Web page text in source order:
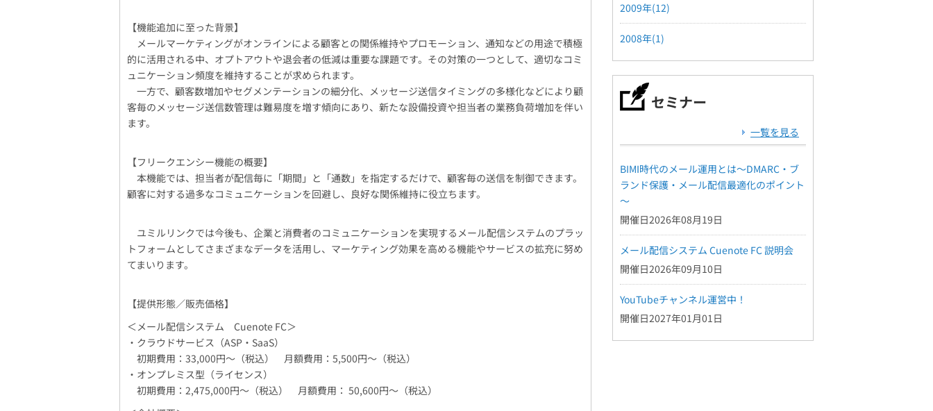
【機能追加に至った背景】
メールマーケティングがオンラインによる顧客との関係維持やプロモーション、通知などの用途で積極
的に活用される中、オプトアウトや退会者の低減は重要な課題です。その対策の一つとして、適切なコミ
ュニケーション頻度を維持することが求められます。
一方で、顧客数増加やセグメンテーションの細分化、メッセージ送信タイミングの多様化などにより顧
客毎のメッセージ送信数管理は難易度を増す傾向にあり、新たな設備投資や担当者の業務負荷増加を伴い
ます。
【フリークエンシー機能の概要】
本機能では、担当者が配信毎に「期間」と「通数」を指定するだけで、顧客毎の送信を制御できます。
顧客に対する過多なコミュニケーションを回避し、良好な関係維持に役立ちます。
ユミルリンクでは今後も、企業と消費者のコミュニケーションを実現するメール配信システムのプラッ
トフォームとしてさまざまなデータを活用し、マーケティング効果を高める機能やサービスの拡充に努め
てまいります。
【提供形態／販売価格】
＜メール配信システム Cuenote FC＞
・クラウドサービス（ASP・SaaS）
初期費用：33,000円～（税込） 月額費用：5,500円～（税込）
・オンプレミス型（ライセンス）
初期費用：2,475,000円～（税込） 月額費用： 50,600円～（税込）
2009年(12)
2008年(1)
セミナー
一覧を見る
BIMI時代のメール運用とは～DMARC・ブ
ランド保護・メール配信最適化のポイント
～
開催日2026年08月19日
メール配信システム Cuenote FC 説明会
開催日2026年09月10日
YouTubeチャンネル運営中！
開催日2027年01月01日